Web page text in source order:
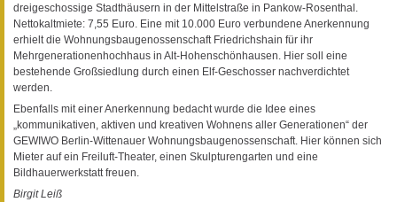
dreigeschossige Stadthäusern in der Mittelstraße in Pankow-Rosenthal.
Nettokaltmiete: 7,55 Euro. Eine mit 10.000 Euro verbundene Anerkennung
erhielt die Wohnungsbaugenossenschaft Friedrichshain für ihr
Mehrgenerationenhochhaus in Alt-Hohenschönhausen. Hier soll eine
bestehende Großsiedlung durch einen Elf-Geschosser nachverdichtet
werden.
Ebenfalls mit einer Anerkennung bedacht wurde die Idee eines
„kommunikativen, aktiven und kreativen Wohnens aller Generationen“ der
GEWIWO Berlin-Wittenauer Wohnungsbaugenossenschaft. Hier können sich
Mieter auf ein Freiluft-Theater, einen Skulpturengarten und eine
Bildhauerwerkstatt freuen.
Birgit Leiß